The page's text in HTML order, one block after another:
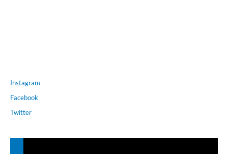
Instagram
Facebook
Twitter